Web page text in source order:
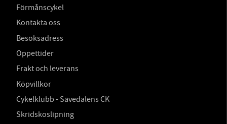
Förmånscykel
Kontakta oss
Besöksadress
Öppettider
Frakt och leverans
Köpvillkor
Cykelklubb - Sävedalens CK
Skridskoslipning